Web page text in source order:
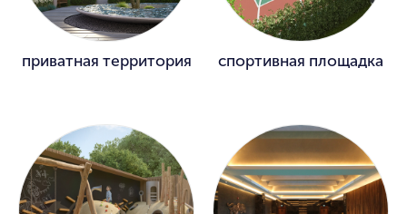
приватная территория спортивная площадка